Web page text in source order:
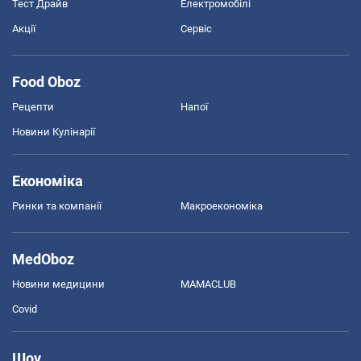
Тест Драйв Електромобілі
Акції Сервіс
Food Oboz
Рецепти Напої
Новини Кулінарії
Економіка
Ринки та компанії Макроекономіка
MedOboz
Новини медицини MAMACLUB
Covid